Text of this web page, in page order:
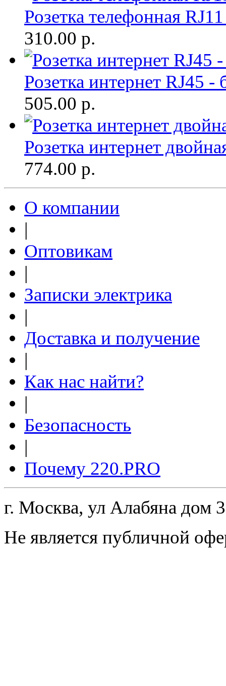
Розетка телефонная
310.00 р.
Розетка интернет RJ45
505.00 р.
Розетка интернет
774.00 р.
О компании
|
Оптовикам
|
Записки электрика
|
Доставка и получение
|
Как нас найти?
|
Безопасность
|
Почему 220.PRO
г. Москва, ул Алабяна дом
Не является публичной